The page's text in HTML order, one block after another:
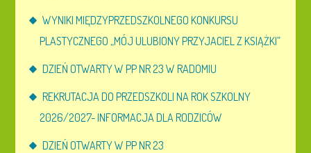
WYNIKI MIĘDZYPRZEDSZKOLNEGO KONKURSU
PLASTYCZNEGO „MÓJ ULUBIONY PRZYJACIEL Z KSIĄŻKI”
DZIEŃ OTWARTY W PP NR 23 W RADOMIU
REKRUTACJA DO PRZEDSZKOLI NA ROK SZKOLNY
2026/2027- INFORMACJA DLA RODZICÓW
DZIEŃ OTWARTY W PP NR 23